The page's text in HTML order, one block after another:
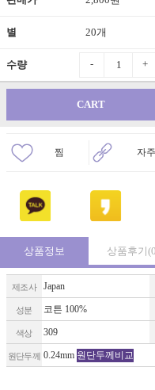
별 20개
수량 - +
CART
찜 자
상품정보 상품후기
제조사 Japan
성분 코튼 100%
색상 309
원단두께 0.24mm 원단두께비교